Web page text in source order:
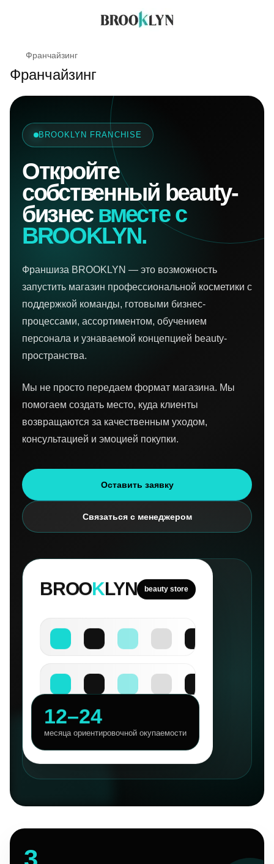
Франчайзинг
Франчайзинг
BROOKLYN FRANCHISE
Откройте
собственный beauty-
бизнес вместе с
BROOKLYN.
Франшиза BROOKLYN — это возможность
запустить магазин профессиональной косметики с
поддержкой команды, готовыми бизнес-
процессами, ассортиментом, обучением
персонала и узнаваемой концепцией beauty-
пространства.
Мы не просто передаем формат магазина. Мы
помогаем создать место, куда клиенты
возвращаются за качественным уходом,
консультацией и эмоцией покупки.
Оставить заявку
Связаться с менеджером
BROOKLYN beauty store
12–24
месяца ориентировочной окупаемости